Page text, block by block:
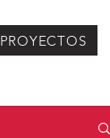
PROYECTOS